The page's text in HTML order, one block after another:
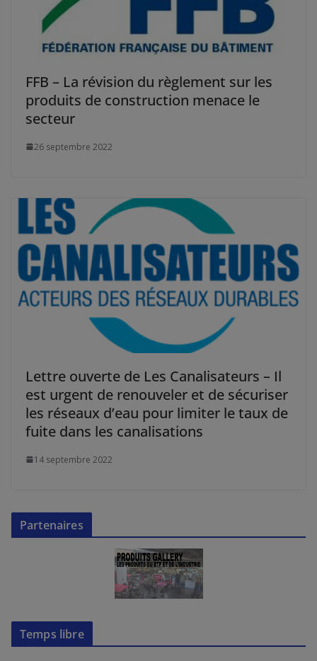
FFB – La révision du règlement sur les
produits de construction menace le
secteur
26 septembre 2022
Lettre ouverte de Les Canalisateurs – Il
est urgent de renouveler et de sécuriser
les réseaux d’eau pour limiter le taux de
fuite dans les canalisations
14 septembre 2022
Partenaires
Temps libre